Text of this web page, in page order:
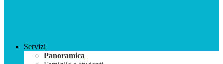
Servizi
Panoramica